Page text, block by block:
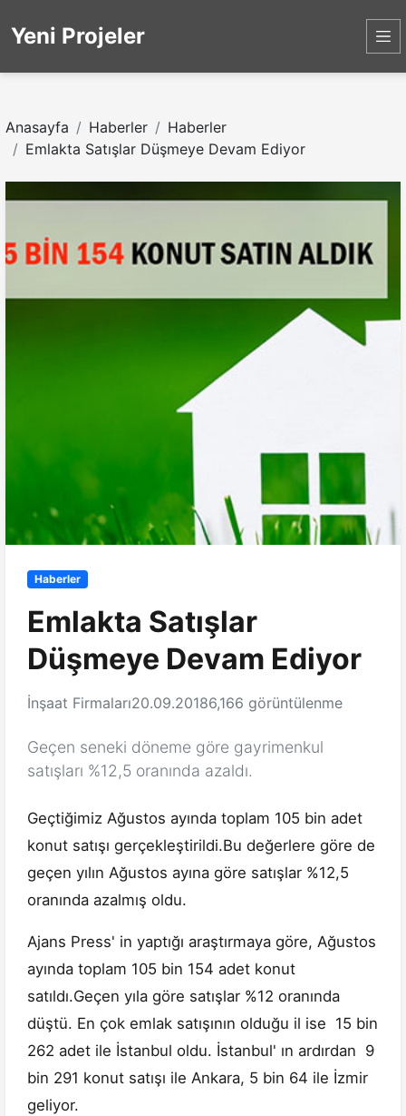
Yeni Projeler
Anasayfa Haberler
Haberler
Emlakta Satışlar Düşmeye Devam Ediyor
Haberler
Emlakta Satışlar
Düşmeye Devam Ediyor
İnşaat Firmaları20.09.20186,166 görüntülenme
Geçen seneki döneme göre gayrimenkul
satışları %12,5 oranında azaldı.
Geçtiğimiz Ağustos ayında toplam 105 bin adet
konut satışı gerçekleştirildi.Bu değerlere göre de
geçen yılın Ağustos ayına göre satışlar %12,5
oranında azalmış oldu.
Ajans Press' in yaptığı araştırmaya göre, Ağustos
ayında toplam 105 bin 154 adet konut
satıldı.Geçen yıla göre satışlar %12 oranında
düştü. En çok emlak satışının olduğu il ise 15 bin
262 adet ile İstanbul oldu. İstanbul' ın ardırdan 9
bin 291 konut satışı ile Ankara, 5 bin 64 ile İzmir
geliyor.